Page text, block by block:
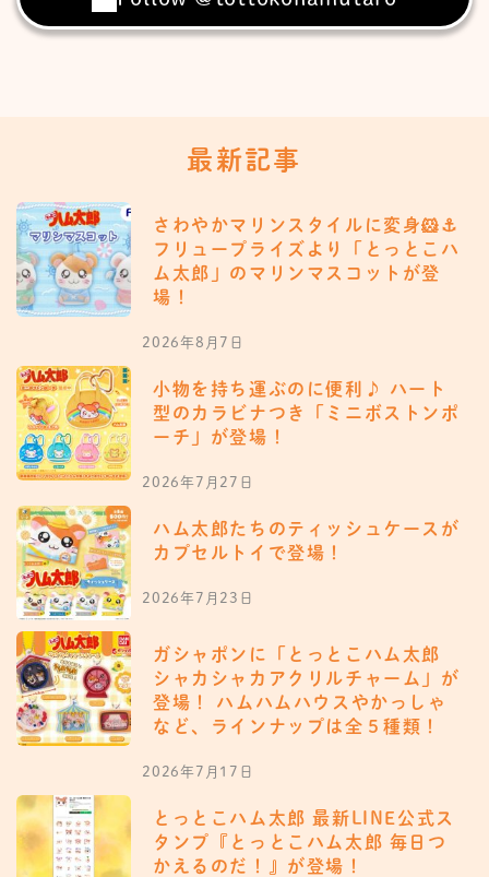
最新記事
さわやかマリンスタイルに変身🐹⚓️
フリュープライズより「とっとこハ
ム太郎」のマリンマスコットが登
場！
2026年8月7日
小物を持ち運ぶのに便利♪ ハート
型のカラビナつき「ミニボストンポ
ーチ」が登場！
2026年7月27日
ハム太郎たちのティッシュケースが
カプセルトイで登場！
2026年7月23日
ガシャポンに「とっとこハム太郎
シャカシャカアクリルチャーム」が
登場！ ハムハムハウスやかっしゃ
など、ラインナップは全５種類！
2026年7月17日
とっとこハム太郎 最新LINE公式ス
タンプ『とっとこハム太郎 毎日つ
かえるのだ！』が登場！